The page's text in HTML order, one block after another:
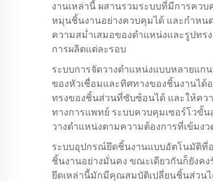
งานเหล่านี้ ผสานรวมระบบที่มีการคว
หมุนชิ้นงานอย่างควบคุมได้ และกำหน
ความสม่ำเสมอของตำแหน่งและรูปทร
การผลิตแต่ละรอบ
ระบบการจัดวางตำแหน่งแบบหลายแก
ของหัวเชื่อมและทิศทางของชิ้นงานได้
ทรงของชิ้นส่วนที่ซับซ้อนได้ และให้คว
ทางการแพทย์ ระบบควบคุมเซอร์โวขั้
วางตำแหน่งตามความต้องการที่เข้มง
ระบบอุปกรณ์ยึดชิ้นงานแบบอัตโนมัติที่
ชิ้นงานอย่างมั่นคง ขณะเดียวกันก็ยังค
ยึดเหล่านี้มักมีคุณสมบัติเปลี่ยนชิ้นส่วนไ